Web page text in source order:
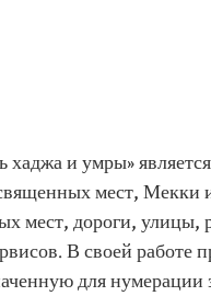
и умры»
мест,
мест, дороги, улицы,
В своей работе
для